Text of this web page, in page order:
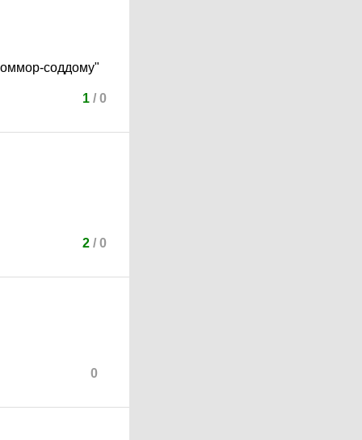
соддому"
1/ 0
2/ 0
0